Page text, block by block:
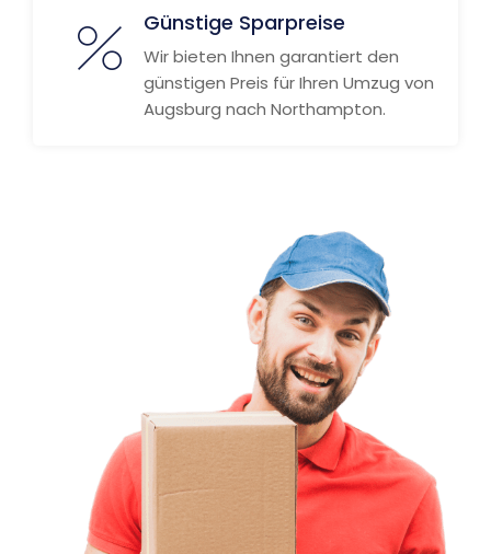
Günstige Sparpreise
Wir bieten Ihnen garantiert den
günstigen Preis für Ihren Umzug von
Augsburg nach Northampton.